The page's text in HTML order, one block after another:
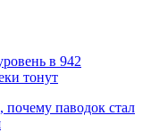
в 942
тонут
паводок стал